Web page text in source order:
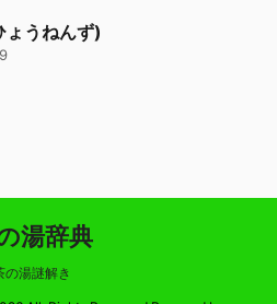
ょうねんず)
湯辞典
の湯謎解き